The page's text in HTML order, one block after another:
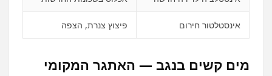
אינסטלטור חירום פיצוץ צנרת, הצפה
מים קשים בנגב — האתגר המקומי